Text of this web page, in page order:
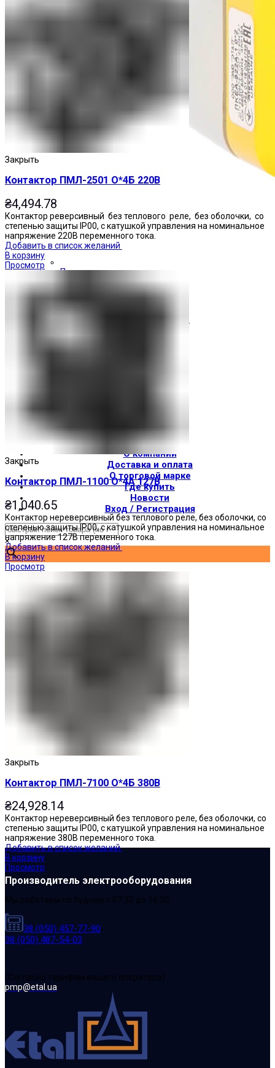
Посты управления
Световые индикаторы
Зуммеры
Корпуса
Солнечные панели
Контакты
О компании
Доставка и оплата
О торговой марке
Где купить
Новости
Вход / Регистрация
×
Закрыть
Контактор ПМЛ-2501 О*4Б 220В
₴4,494.78
Контактор реверсивный без теплового реле, без оболочки, со
степенью защиты IP00, с катушкой управления на номинальное
напряжение 220В переменного тока.
Добавить в список желаний
В корзину
Просмотр
Закрыть
Контактор ПМЛ-1100 О*4А 127В
₴1,040.65
Контактор нереверсивный без теплового реле, без оболочки, со
степенью защиты IP00, с катушкой управления на номинальное
напряжение 127В переменного тока.
Добавить в список желаний
В корзину
Просмотр
Закрыть
Контактор ПМЛ-7100 О*4Б 380В
₴24,928.14
Контактор нереверсивный без теплового реле, без оболочки, со
степенью защиты IP00, с катушкой управления на номинальное
напряжение 380В переменного тока.
Добавить в список желаний
В корзину
Просмотр
Производитель электрооборудования
Мы работаем по будням с 07:30 до 16:30
38 (050) 457-77-90
38 (050) 487-54-03
(Cогласно тарифам вашего оператора)
pmp@etal.ua